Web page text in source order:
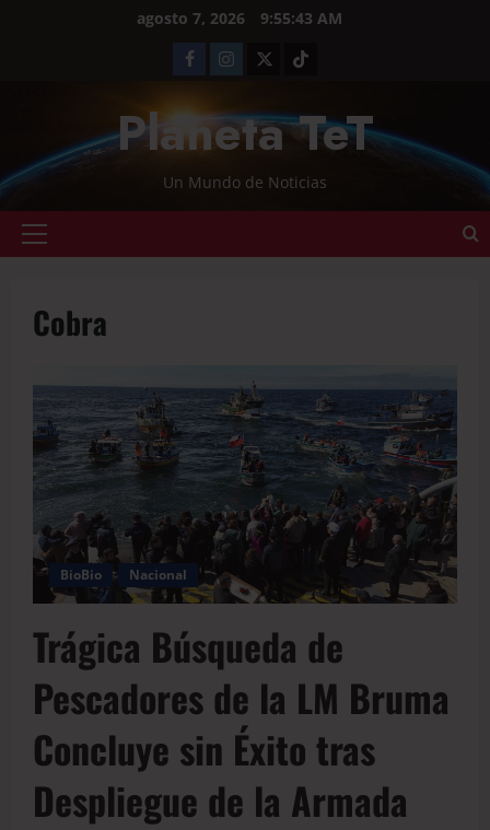
agosto 7, 2026 9:55:44 AM
Planeta TeT
Un Mundo de Noticias
Cobra
BioBio Nacional
Trágica Búsqueda de
Pescadores de la LM Bruma
Concluye sin Éxito tras
Despliegue de la Armada